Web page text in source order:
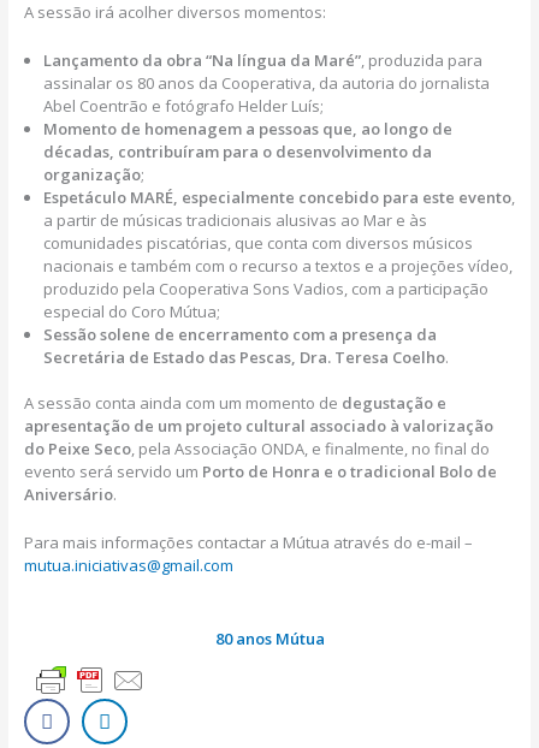
A sessão irá acolher diversos momentos:
Lançamento da obra “Na língua da Maré”, produzida para
assinalar os 80 anos da Cooperativa, da autoria do jornalista
Abel Coentrão e fotógrafo Helder Luís;
Momento de homenagem a pessoas que, ao longo de
décadas, contribuíram para o desenvolvimento da
organização;
Espetáculo MARÉ, especialmente concebido para este evento,
a partir de músicas tradicionais alusivas ao Mar e às
comunidades piscatórias, que conta com diversos músicos
nacionais e também com o recurso a textos e a projeções vídeo,
produzido pela Cooperativa Sons Vadios, com a participação
especial do Coro Mútua;
Sessão solene de encerramento com a presença da
Secretária de Estado das Pescas, Dra. Teresa Coelho.
A sessão conta ainda com um momento de degustação e
apresentação de um projeto cultural associado à valorização
do Peixe Seco, pela Associação ONDA, e finalmente, no final do
evento será servido um Porto de Honra e o tradicional Bolo de
Aniversário.
Para mais informações contactar a Mútua através do e-mail –
mutua.iniciativas@gmail.com
80 anos Mútua